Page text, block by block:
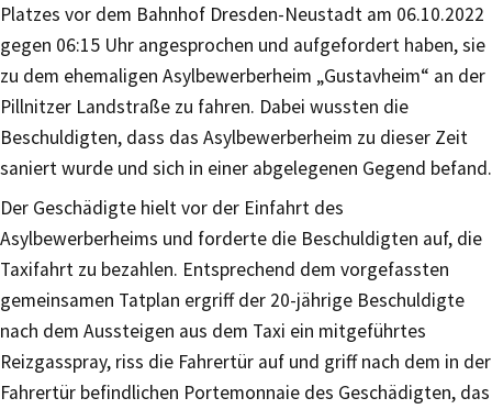
Platzes vor dem Bahnhof Dresden-Neustadt am 06.10.2022
gegen 06:15 Uhr angesprochen und aufgefordert haben, sie
zu dem ehemaligen Asylbewerberheim „Gustavheim“ an der
Pillnitzer Landstraße zu fahren. Dabei wussten die
Beschuldigten, dass das Asylbewerberheim zu dieser Zeit
saniert wurde und sich in einer abgelegenen Gegend befand.
Der Geschädigte hielt vor der Einfahrt des
Asylbewerberheims und forderte die Beschuldigten auf, die
Taxifahrt zu bezahlen. Entsprechend dem vorgefassten
gemeinsamen Tatplan ergriff der 20-jährige Beschuldigte
nach dem Aussteigen aus dem Taxi ein mitgeführtes
Reizgasspray, riss die Fahrertür auf und griff nach dem in der
Fahrertür befindlichen Portemonnaie des Geschädigten, das